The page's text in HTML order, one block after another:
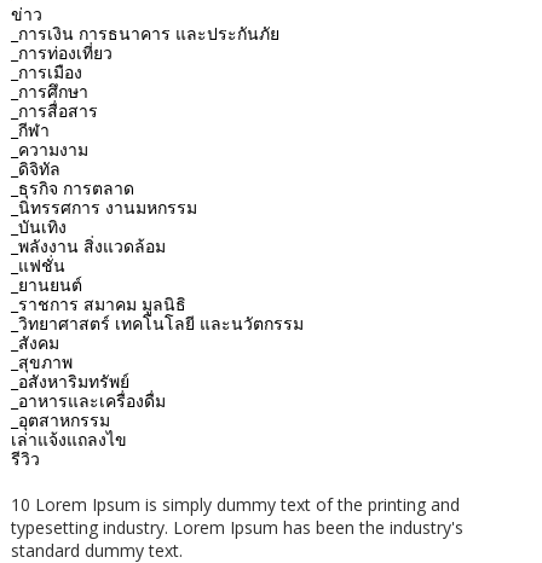
ข่าว
_การเงิน การธนาคาร และประกันภัย
_การท่องเที่ยว
_การเมือง
_การศึกษา
_การสื่อสาร
_กีฬา
_ความงาม
_ดิจิทัล
_ธุรกิจ การตลาด
_นิทรรศการ งานมหกรรม
_บันเทิง
_พลังงาน สิ่งแวดล้อม
_แฟชั่น
_ยานยนต์
_ราชการ สมาคม มูลนิธิ
_วิทยาศาสตร์ เทคโนโลยี และนวัตกรรม
_สังคม
_สุขภาพ
_อสังหาริมทรัพย์
_อาหารและเครื่องดื่ม
_อุตสาหกรรม
เล่าแจ้งแถลงไข
รีวิว
10 Lorem Ipsum is simply dummy text of the printing and
typesetting industry. Lorem Ipsum has been the industry's
standard dummy text.